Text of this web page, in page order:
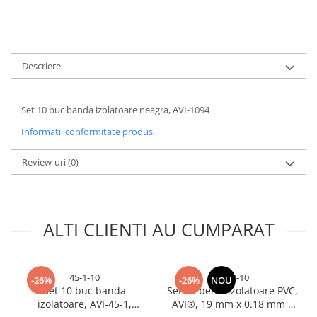
Baterii sanitare cu incalzire instant
Fitinguri si accesorii
Sisteme filtrare instalatii
Sonerii electrice
Termometre Meteo
Gradina - Gradinarit
Accesorii irigare
Accesorii unelte gradinarit
Articole antidaunatori gradina
Descriere
Set 10 buc banda izolatoare neagra, AVI-1094
Informatii conformitate produs
Review-uri(0)
ALTI CLIENTI AU CUMPARAT
-26% 45-1-10
Set 10 buc banda
izolatoare, AVI-45-1,
-26% NOU
1713-10
Set 10 benzi izolatoare PVC,
AVI®, 19 mm x 0.18 mm x